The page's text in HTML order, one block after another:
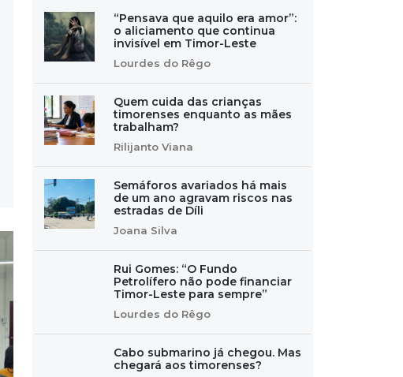
“Pensava que aquilo era amor”:
o aliciamento que continua
invisível em Timor-Leste
Lourdes do Rêgo
Quem cuida das crianças
timorenses enquanto as mães
trabalham?
Rilijanto Viana
Semáforos avariados há mais
de um ano agravam riscos nas
estradas de Díli
Joana Silva
Rui Gomes: “O Fundo
Petrolífero não pode financiar
Timor-Leste para sempre”
Lourdes do Rêgo
Cabo submarino já chegou. Mas
chegará aos timorenses?